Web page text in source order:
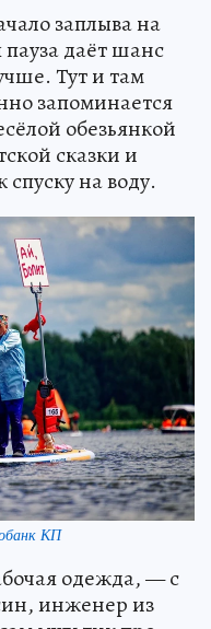
заплыва на
даёт шанс
Тут и там
запоминается
обезьянкой
сказки и
спуску на воду.
КП
одежда, — с
инженер из